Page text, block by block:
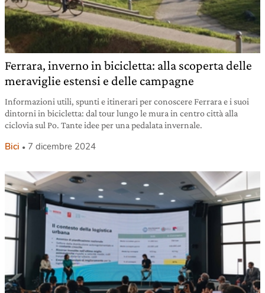
Ferrara, inverno in bicicletta: alla scoperta delle
meraviglie estensi e delle campagne
Informazioni utili, spunti e itinerari per conoscere Ferrara e i suoi
dintorni in bicicletta: dal tour lungo le mura in centro città alla
ciclovia sul Po. Tante idee per una pedalata invernale.
Bici 7 dicembre 2024